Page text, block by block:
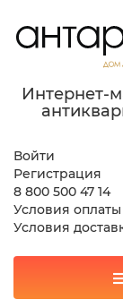
Интернет-
Войти
Регистрация
8 800 500 47 14
Условия оплаты
Условия